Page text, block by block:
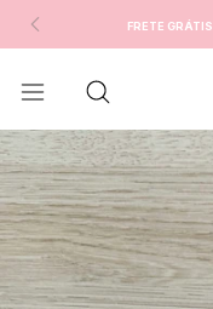
FRETE GRÁTIS